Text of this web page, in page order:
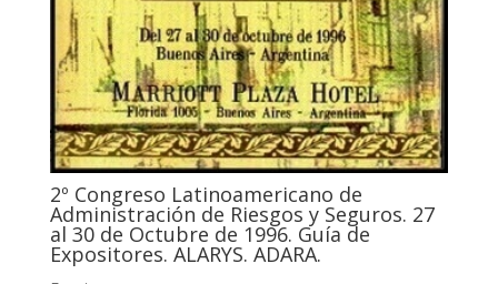
2º Congreso Latinoamericano de
Administración de Riesgos y Seguros. 27
al 30 de Octubre de 1996. Guía de
Expositores. ALARYS. ADARA.